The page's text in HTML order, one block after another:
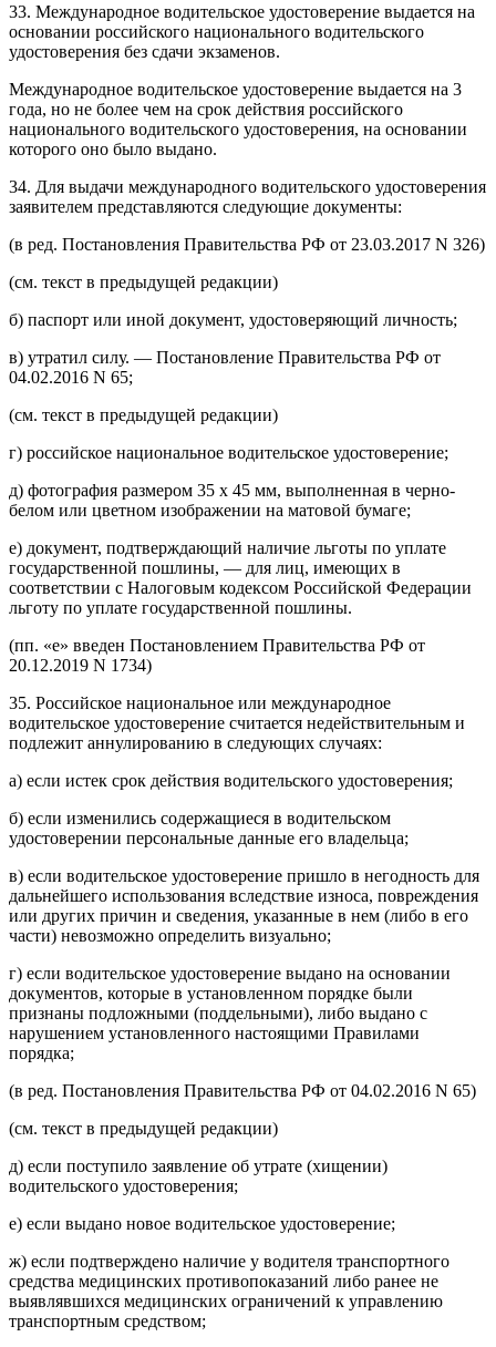
33. Международное водительское удостоверение выдается на
основании российского национального водительского
удостоверения без сдачи экзаменов.
Международное водительское удостоверение выдается на 3
года, но не более чем на срок действия российского
национального водительского удостоверения, на основании
которого оно было выдано.
34. Для выдачи международного водительского удостоверения
заявителем представляются следующие документы:
(в ред. Постановления Правительства РФ от 23.03.2017 N 326)
(см. текст в предыдущей редакции)
б) паспорт или иной документ, удостоверяющий личность;
в) утратил силу. — Постановление Правительства РФ от
04.02.2016 N 65;
(см. текст в предыдущей редакции)
г) российское национальное водительское удостоверение;
д) фотография размером 35 x 45 мм, выполненная в черно-
белом или цветном изображении на матовой бумаге;
е) документ, подтверждающий наличие льготы по уплате
государственной пошлины, — для лиц, имеющих в
соответствии с Налоговым кодексом Российской Федерации
льготу по уплате государственной пошлины.
(пп. «е» введен Постановлением Правительства РФ от
20.12.2019 N 1734)
35. Российское национальное или международное
водительское удостоверение считается недействительным и
подлежит аннулированию в следующих случаях:
а) если истек срок действия водительского удостоверения;
б) если изменились содержащиеся в водительском
удостоверении персональные данные его владельца;
в) если водительское удостоверение пришло в негодность для
дальнейшего использования вследствие износа, повреждения
или других причин и сведения, указанные в нем (либо в его
части) невозможно определить визуально;
г) если водительское удостоверение выдано на основании
документов, которые в установленном порядке были
признаны подложными (поддельными), либо выдано с
нарушением установленного настоящими Правилами
порядка;
(в ред. Постановления Правительства РФ от 04.02.2016 N 65)
(см. текст в предыдущей редакции)
д) если поступило заявление об утрате (хищении)
водительского удостоверения;
е) если выдано новое водительское удостоверение;
ж) если подтверждено наличие у водителя транспортного
средства медицинских противопоказаний либо ранее не
выявлявшихся медицинских ограничений к управлению
транспортным средством;